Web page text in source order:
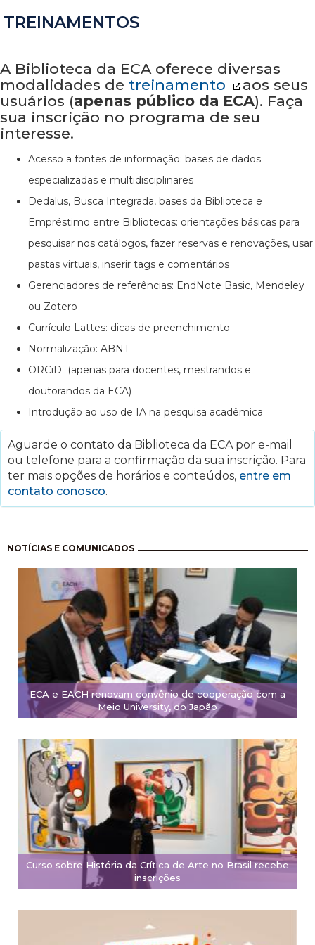
TREINAMENTOS
A Biblioteca da ECA oferece diversas
modalidades de treinamento
aos seus
usuários (apenas público da ECA). Faça
sua inscrição no programa de seu
interesse.
Acesso a fontes de informação: bases de dados
especializadas e multidisciplinares
Dedalus, Busca Integrada, bases da Biblioteca e
Empréstimo entre Bibliotecas: orientações básicas para
pesquisar nos catálogos, fazer reservas e renovações, usar
pastas virtuais, inserir tags e comentários
Gerenciadores de referências: EndNote Basic, Mendeley
ou Zotero
Currículo Lattes: dicas de preenchimento
Normalização: ABNT
ORCiD (apenas para docentes, mestrandos e
doutorandos da ECA)
Introdução ao uso de IA na pesquisa acadêmica
Aguarde o contato da Biblioteca da ECA por e-mail
ou telefone para a confirmação da sua inscrição. Para
ter mais opções de horários e conteúdos, entre em
contato conosco.
NOTÍCIAS E COMUNICADOS
ECA e EACH renovam convênio de cooperação com a
Meio University, do Japão
Curso sobre História da Crítica de Arte no Brasil recebe
inscrições
Paginação